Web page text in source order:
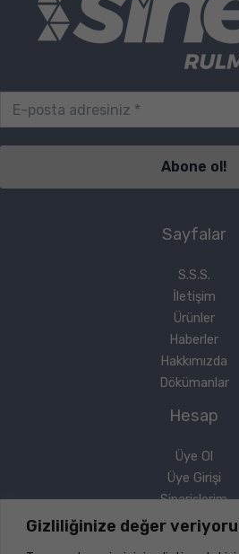
Gizliliğinize değer
Sayfalar
S.S.S.
İletişim
Ürünler
Haberler
Hakkımızda
Dökümanlar
Hesap
Üye Ol
Üye Girişi
Siparişlerim
Sipariş Takip